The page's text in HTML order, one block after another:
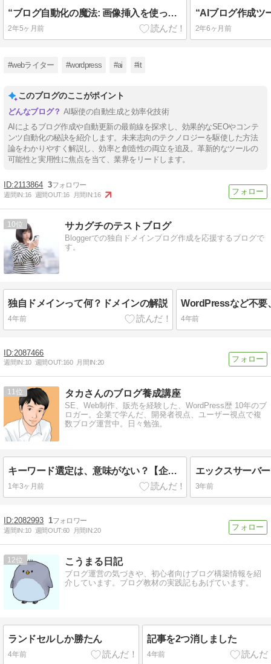
“ブログ自動化の魔法: 画像挿入を使ってコンテンツを次のレベルへ引き上げる方法”
2年5ヶ月前 2年6ヶ月前
#webライター #wordpress #ai #it
このブログのここがポイント
AI駆使の自動生成と効率化技術
AIによるブログ作成や自動更新の最前線を探求し、効果的なSEOやコンテ
ンツ自動化の秘訣を紹介します。未来志向のテクノロジーを駆使した方法
論をわかりやすく解説し、効率と創造性の両立を追及。革新的なツールの
可能性と実用性に焦点を当て、業界をリードします。
2113864 3
週間IN:16 週間OUT:16 月間IN:16
10 サカグチのテストブログ
Bloggerでの独自ドメインブログ作成を応援するブログで
す。
独自ドメインって何？ドメインの解説
4年前 4年前
2087466
週間IN:10 週間OUT:160 月間IN:20
11 タカさんのブログ養成講座
SE、Web制作、販売を経験した、WordPress歴 10年のブ
ロガー。企業で学んだ、開発者視点、ユーザー視点で複
数ブログ運営中。日々勉強。
キーワード選定は、意味がない？【企業、SNS から学ぶターゲティング戦略】
1年3ヶ月前 3年前
2082993 1
週間IN:10 週間OUT:60 月間IN:20
12 こうまる日記
ブログ運営の気づきや、初心者向けブログ構築情報を紹
介しています。ブログ教材の実践記もあげています。
ランドセルしか勝たん
4年前
記事を2つ消しました
4年前